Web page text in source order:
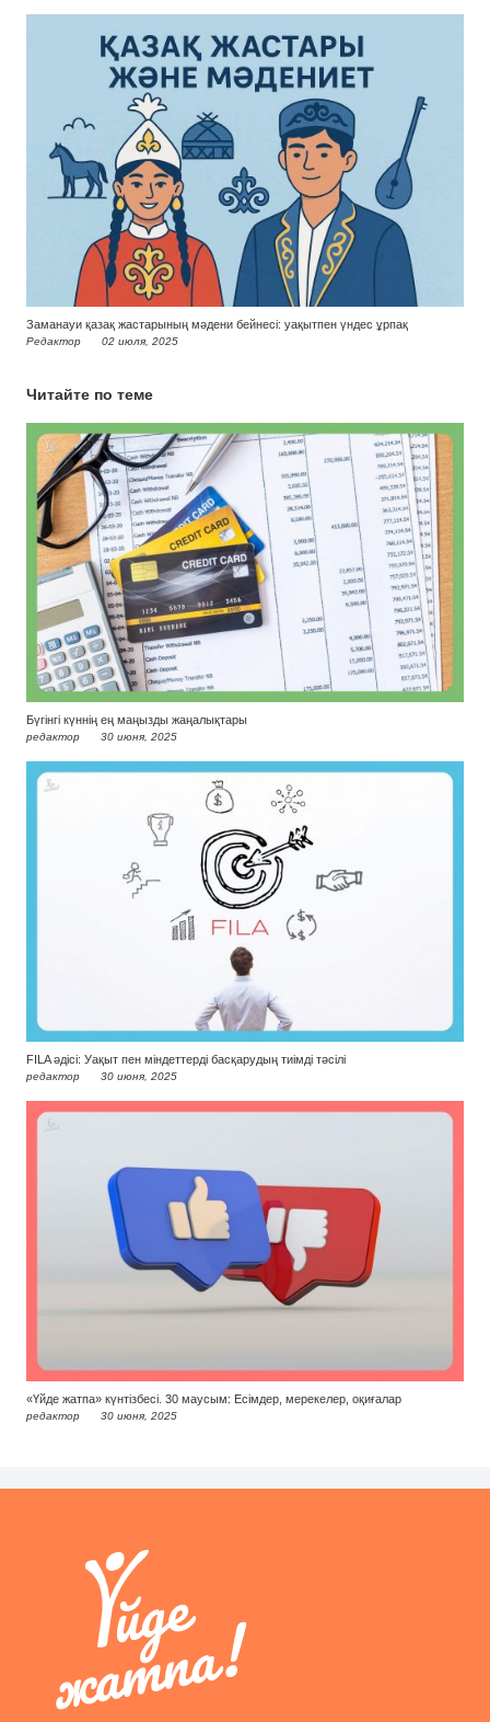
Заманауи қазақ жастарының мәдени бейнесі: уақытпен үндес ұрпақ
Редактор 02 июля, 2025
Читайте по теме
Бүгінгі күннің ең маңызды жаңалықтары
редактор 30 июня, 2025
FILA әдісі: Уақыт пен міндеттерді басқарудың тиімді тәсілі
редактор 30 июня, 2025
«Үйде жатпа» күнтізбесі. 30 маусым: Есімдер, мерекелер, оқиғалар
редактор 30 июня, 2025